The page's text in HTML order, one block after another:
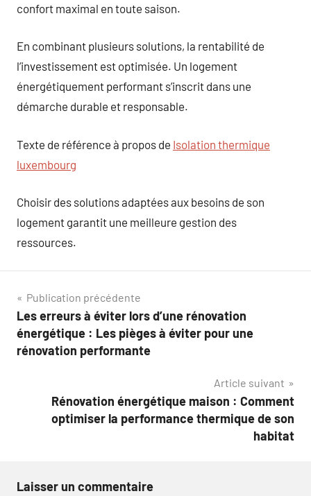
confort maximal en toute saison.
En combinant plusieurs solutions, la rentabilité de
l’investissement est optimisée. Un logement
énergétiquement performant s’inscrit dans une
démarche durable et responsable.
Texte de référence à propos de Isolation thermique
luxembourg
Choisir des solutions adaptées aux besoins de son
logement garantit une meilleure gestion des
ressources.
Navigation
de
l’article
Publication précédente
Les erreurs à éviter lors d’une rénovation
énergétique : Les pièges à éviter pour une
rénovation performante
Article suivant
Rénovation énergétique maison : Comment
optimiser la performance thermique de son
habitat
Laisser un commentaire